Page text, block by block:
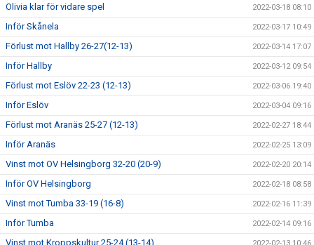
Olivia klar för vidare spel 2022-03-18 08:10
Inför Skånela 2022-03-17 10:49
Förlust mot Hallby 26-27(12-13) 2022-03-14 17:07
Inför Hallby 2022-03-12 09:54
Förlust mot Eslöv 22-23 (12-13) 2022-03-06 19:40
Inför Eslöv 2022-03-04 09:16
Förlust mot Aranäs 25-27 (12-13) 2022-02-27 18:44
Inför Aranäs 2022-02-25 13:09
Vinst mot OV Helsingborg 32-20 (20-9) 2022-02-20 20:14
Inför OV Helsingborg 2022-02-18 08:58
Vinst mot Tumba 33-19 (16-8) 2022-02-16 11:39
Inför Tumba 2022-02-14 09:16
Vinst mot Kroppskultur 25-24 (13-14) 2022-02-13 10:46